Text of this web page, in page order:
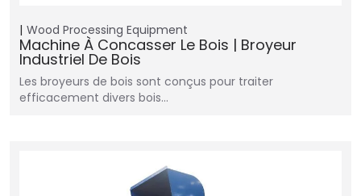
Wood Processing Equipment
Machine À Concasser Le Bois | Broyeur
Industriel De Bois
Les broyeurs de bois sont conçus pour traiter
efficacement divers bois…